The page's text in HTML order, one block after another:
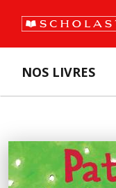
NOS LIVRES